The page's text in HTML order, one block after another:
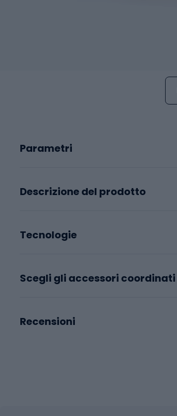
Parametri
Descrizione del prodotto
Tecnologie
Scegli gli accessori coordinati
Recensioni